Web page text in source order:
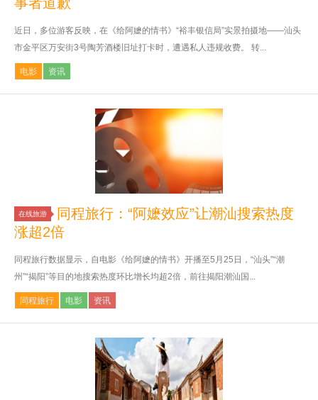
近日，多位游客反映，在《给阿嬷的情书》“裕丰银信局”实景拍摄地——汕头
市金平区万安街3号陶芳酒楼旧址打卡时，遭遇私人违规收费。 转...
电影 资讯
在线旅游
同程旅行：“阿嬷效应”让潮汕搜索热度
涨超2倍
同程旅行数据显示，自电影《给阿嬷的情书》开播至5月25日，“汕头”“潮
州”“揭阳”等目的地搜索热度环比增长均超2倍，前往揭阳潮汕国...
同程旅行 电影 资讯